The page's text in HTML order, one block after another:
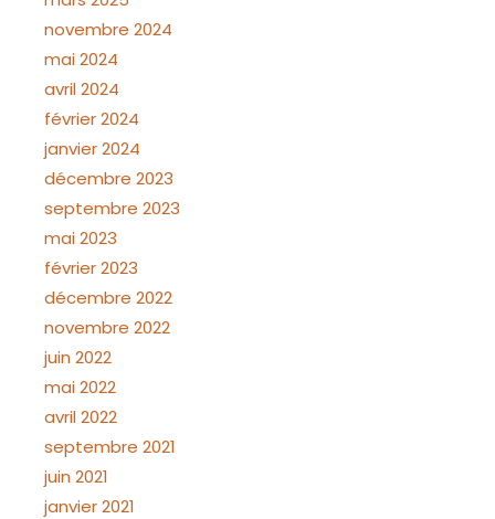
novembre 2024
mai 2024
avril 2024
février 2024
janvier 2024
décembre 2023
septembre 2023
mai 2023
février 2023
décembre 2022
novembre 2022
juin 2022
mai 2022
avril 2022
septembre 2021
juin 2021
janvier 2021